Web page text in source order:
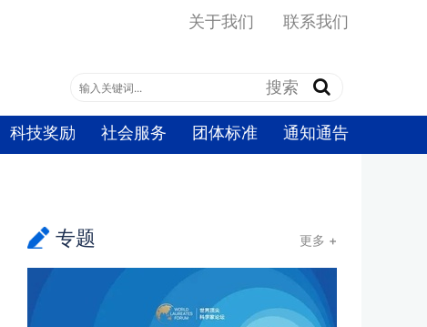
搜索
关于我们 联系我们
科技奖励 社会服务 团体标准 通知通告
专题 更多 +